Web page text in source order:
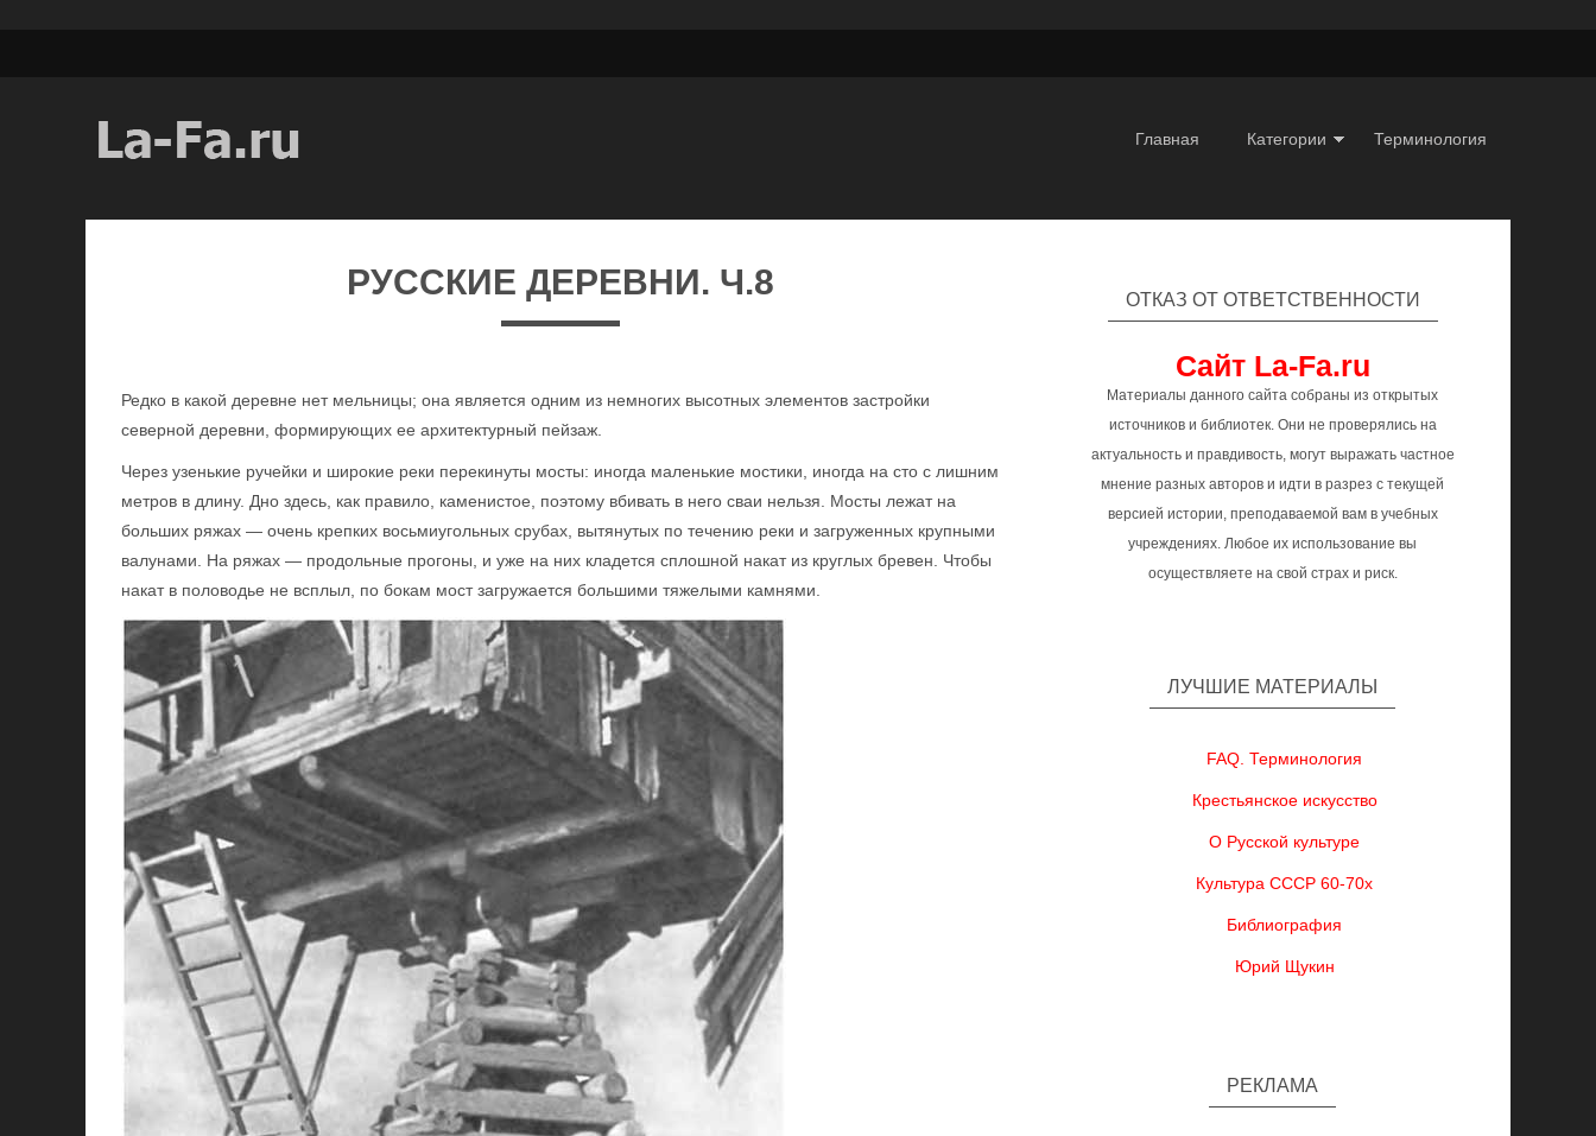
Главная Категории Терминология
РУССКИЕ ДЕРЕВНИ. Ч.8
Редко в какой деревне нет мельницы; она является одним из немногих высотных элементов застройки
северной деревни, формирующих ее архитектурный пейзаж.
Через узенькие ручейки и широкие реки перекинуты мосты: иногда маленькие мостики, иногда на сто с лишним
метров в длину. Дно здесь, как правило, каменистое, поэтому вбивать в него сваи нельзя. Мосты лежат на
больших ряжах — очень крепких восьмиугольных срубах, вытянутых по течению реки и загруженных крупными
валунами. На ряжах — продольные прогоны, и уже на них кладется сплошной накат из круглых бревен. Чтобы
накат в половодье не всплыл, по бокам мост загружается большими тяжелыми камнями.
ОТКАЗ ОТ ОТВЕТСТВЕННОСТИ
Сайт La-Fa.ru
Материалы данного сайта собраны из открытых
источников и библиотек. Они не проверялись на
актуальность и правдивость, могут выражать частное
мнение разных авторов и идти в разрез с текущей
версией истории, преподаваемой вам в учебных
учреждениях. Любое их использование вы
осуществляете на свой страх и риск.
ЛУЧШИЕ МАТЕРИАЛЫ
FAQ. Терминология
Крестьянское искусство
О Русской культуре
Культура СССР 60-70х
Библиография
Юрий Щукин
РЕКЛАМА